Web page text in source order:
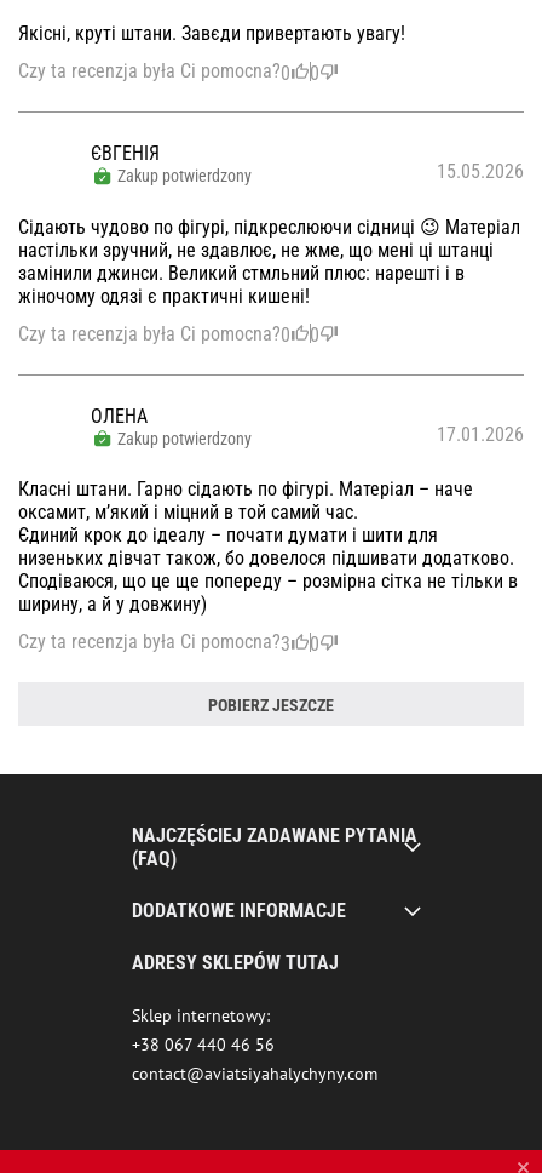
Якісні, круті штани. Завєди привертають увагу!
Czy ta recenzja była Ci pomocna?0 0
ЄВГЕНІЯ
Zakup potwierdzony 15.05.2026
Сідають чудово по фігурі, підкреслюючи сідниці 😉 Матеріал
настільки зручний, не здавлює, не жме, що мені ці штанці
замінили джинси. Великий стмльний плюс: нарешті і в
жіночому одязі є практичні кишені!
Czy ta recenzja była Ci pomocna?0 0
ОЛЕНА
Zakup potwierdzony 17.01.2026
Класні штани. Гарно сідають по фігурі. Матеріал – наче
оксамит, м’який і міцний в той самий час.
Єдиний крок до ідеалу – почати думати і шити для
низеньких дівчат також, бо довелося підшивати додатково.
Сподіваюся, що це ще попереду – розмірна сітка не тільки в
ширину, а й у довжину)
Czy ta recenzja była Ci pomocna?3 0
POBIERZ JESZCZE
NAJCZĘŚCIEJ ZADAWANE PYTANIA
(FAQ)
DODATKOWE INFORMACJE
ADRESY SKLEPÓW TUTAJ
Sklep internetowy:
+38 067 440 46 56
contact@aviatsiyahalychyny.com